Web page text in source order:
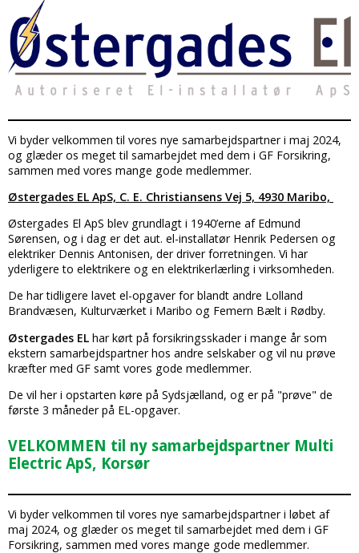
Vi byder velkommen til vores nye samarbejdspartner i maj 2024,
og glæder os meget til samarbejdet med dem i GF Forsikring,
sammen med vores mange gode medlemmer.
Østergades EL ApS, C. E. Christiansens Vej 5, 4930 Maribo,
Østergades El ApS blev grundlagt i 1940’erne af Edmund
Sørensen, og i dag er det aut. el-installatør Henrik Pedersen og
elektriker Dennis Antonisen, der driver forretningen. Vi har
yderligere to elektrikere og en elektrikerlærling i virksomheden.
De har tidligere lavet el-opgaver for blandt andre Lolland
Brandvæsen, Kulturværket i Maribo og Femern Bælt i Rødby.
Østergades EL har kørt på forsikringsskader i mange år som
ekstern samarbejdspartner hos andre selskaber og vil nu prøve
kræfter med GF samt vores gode medlemmer.
De vil her i opstarten køre på Sydsjælland, og er på "prøve" de
første 3 måneder på EL-opgaver.
VELKOMMEN til ny samarbejdspartner Multi
Electric ApS, Korsør
Vi byder velkommen til vores nye samarbejdspartner i løbet af
maj 2024, og glæder os meget til samarbejdet med dem i GF
Forsikring, sammen med vores mange gode medlemmer.